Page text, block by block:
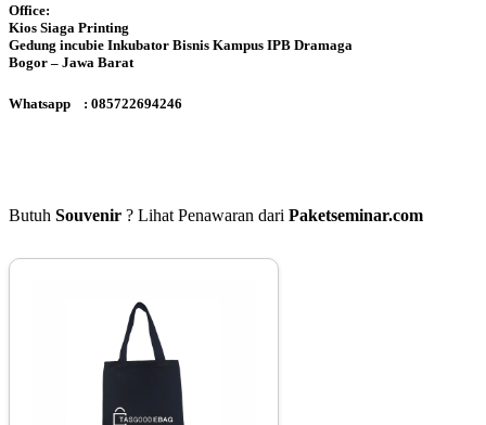
Office:
Kios Siaga Printing
Gedung incubie Inkubator Bisnis Kampus IPB Dramaga
Bogor – Jawa Barat
Whatsapp : 085722694246
Butuh Souvenir ? Lihat Penawaran dari Paketseminar.com